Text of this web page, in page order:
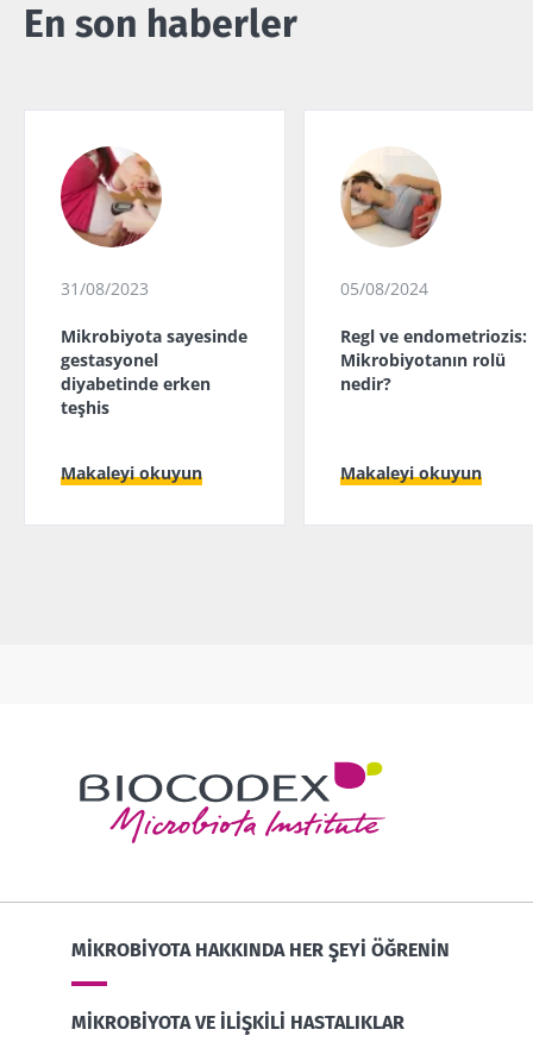
En son haberler
31/08/2023
Mikrobiyota sayesinde
gestasyonel
diyabetinde erken
teşhis
Makaleyi okuyun
05/08/2024
Regl ve endometriozis:
Mikrobiyotanın rolü
nedir?
Makaleyi okuyun
MIKROBIYOTA HAKKINDA HER ŞEYI ÖĞRENIN
MIKROBIYOTA VE ILIŞKILI HASTALIKLAR